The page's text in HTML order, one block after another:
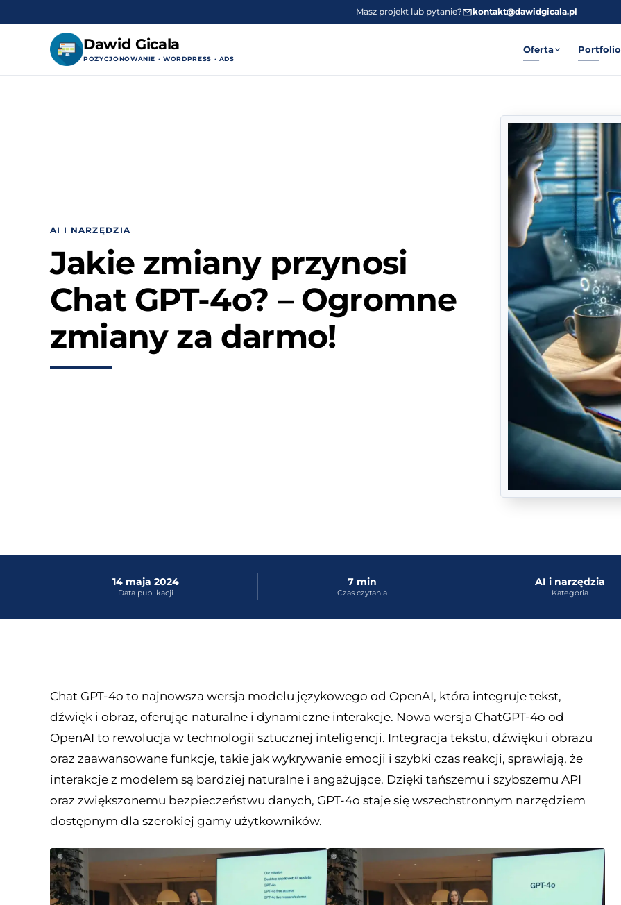
Masz projekt lub pytanie? kontakt@dawidgicala.pl
Dawid Gicala
POZYCJONOWANIE · WORDPRESS · ADS
Oferta Portfolio
AI I NARZĘDZIA
Jakie zmiany przynosi
Chat GPT-4o? – Ogromne
zmiany za darmo!
14 maja 2024
Data publikacji
7 min
Czas czytania
AI i narzędzia
Kategoria
Chat GPT-4o to najnowsza wersja modelu językowego od OpenAI, która integruje tekst,
dźwięk i obraz, oferując naturalne i dynamiczne interakcje. Nowa wersja ChatGPT-4o od
OpenAI to rewolucja w technologii sztucznej inteligencji. Integracja tekstu, dźwięku i obrazu
oraz zaawansowane funkcje, takie jak wykrywanie emocji i szybki czas reakcji, sprawiają, że
interakcje z modelem są bardziej naturalne i angażujące. Dzięki tańszemu i szybszemu API
oraz zwiększonemu bezpieczeństwu danych, GPT-4o staje się wszechstronnym narzędziem
dostępnym dla szerokiej gamy użytkowników.